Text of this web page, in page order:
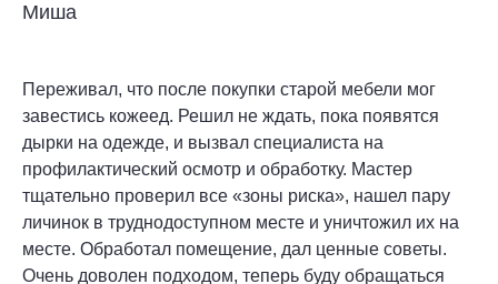
Миша
Переживал, что после покупки старой мебели мог
завестись кожеед. Решил не ждать, пока появятся
дырки на одежде, и вызвал специалиста на
профилактический осмотр и обработку. Мастер
тщательно проверил все «зоны риска», нашел пару
личинок в труднодоступном месте и уничтожил их на
месте. Обработал помещение, дал ценные советы.
Очень доволен подходом, теперь буду обращаться